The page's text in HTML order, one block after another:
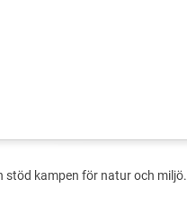
stöd kampen för natur och miljö.